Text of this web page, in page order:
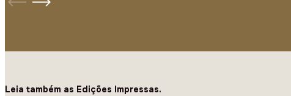
Leia também as Edições Impressas.